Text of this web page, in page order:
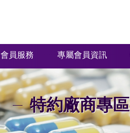
會員服務 專屬會員資訊
特約廠商專區